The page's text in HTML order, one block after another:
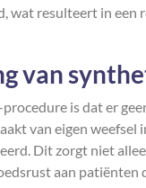
wat resulteert in
van
is dat er
van eigen
Dit zorgt niet
aan patiënten